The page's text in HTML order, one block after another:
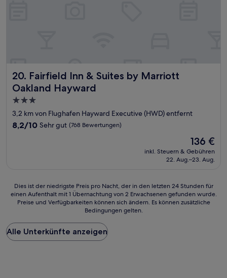
20. Fairfield Inn & Suites by Marriott
Oakland Hayward
Fairfield Inn & Suites by Marriott Oakland Hayward
3.0-
Sterne-
Unterkunft
3,2 km von Flughafen Hayward Executive (HWD) entfernt
8.2
8,2/10 Sehr gut (768 Bewertungen)
Der
Preis
beträgt
136 €
inkl. Steuern & Gebühren
22. Aug.–23. Aug.
Dies
ist
Preis
pro
Nacht,
Dies ist der niedrigste Preis pro Nacht, der in den letzten 24 Stunden für
einen Aufenthalt mit 1 Übernachtung von 2 Erwachsenen gefunden wurde.
Preise und Verfügbarkeiten können sich ändern. Es können zusätzliche
Bedingungen gelten.
Alle Unterkünfte anzeigen